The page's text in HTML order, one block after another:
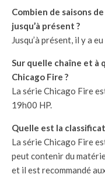
Combien de saisons
jusqu’à présent ?
Jusqu’à présent, il y a
Sur quelle chaîne et à
Chicago Fire ?
La série Chicago Fire
19h00 HP.
Quelle est la
La série Chicago Fire
peut contenir du
et il est recommandé